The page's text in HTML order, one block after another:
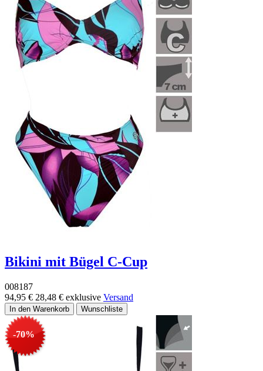
Bikini mit Bügel C-Cup
008187
94,95 € 28,48 € exklusive Versand
-70%